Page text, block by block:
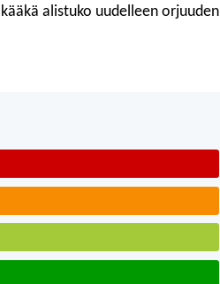
alistuko uudelleen orjuuden